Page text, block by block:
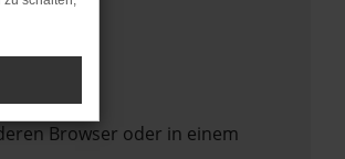
Browser oder in einem